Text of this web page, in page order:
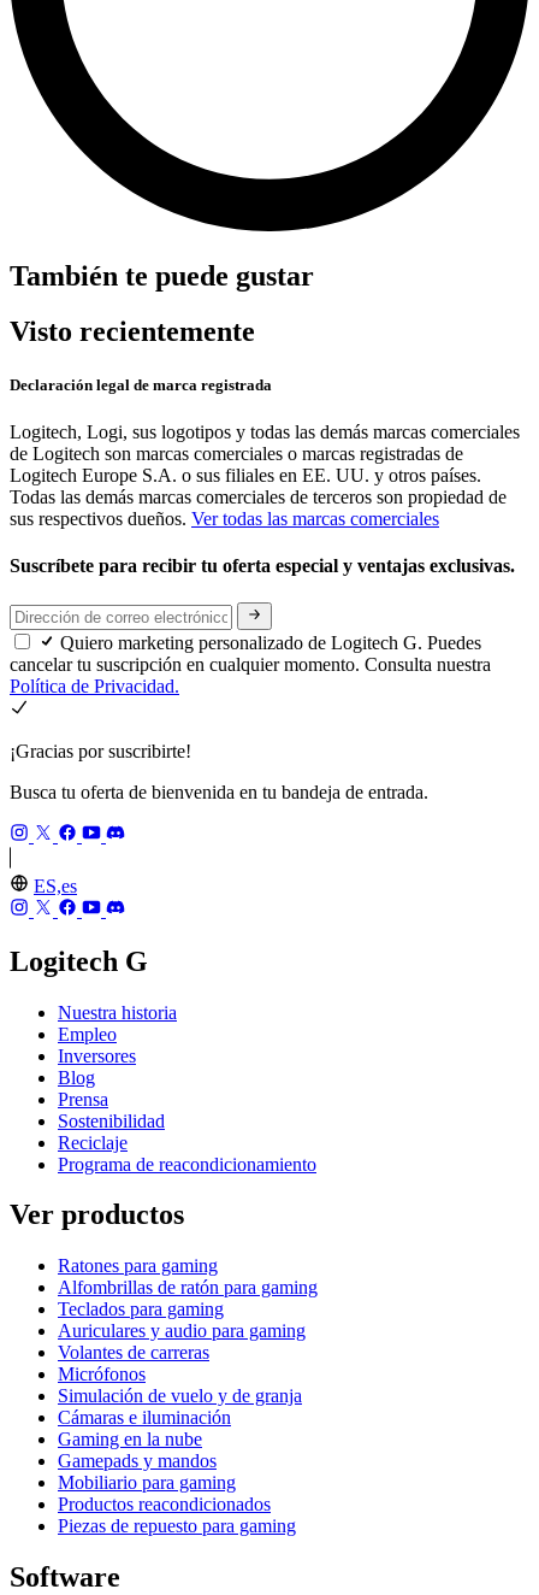
También te puede gustar
Visto recientemente
Declaración legal de marca registrada
Logitech, Logi, sus logotipos y todas las demás marcas comerciales
de Logitech son marcas comerciales o marcas registradas de
Logitech Europe S.A. o sus filiales en EE. UU. y otros países.
Todas las demás marcas comerciales de terceros son propiedad de
sus respectivos dueños. Ver todas las marcas comerciales
Suscríbete para recibir tu oferta especial y ventajas exclusivas.
Quiero marketing personalizado de Logitech G. Puedes
cancelar tu suscripción en cualquier momento. Consulta nuestra
Política de Privacidad.
¡Gracias por suscribirte!
Busca tu oferta de bienvenida en tu bandeja de entrada.
ES,es
Logitech G
Nuestra historia
Empleo
Inversores
Blog
Prensa
Sostenibilidad
Reciclaje
Programa de reacondicionamiento
Ver productos
Ratones para gaming
Alfombrillas de ratón para gaming
Teclados para gaming
Auriculares y audio para gaming
Volantes de carreras
Micrófonos
Simulación de vuelo y de granja
Cámaras e iluminación
Gaming en la nube
Gamepads y mandos
Mobiliario para gaming
Productos reacondicionados
Piezas de repuesto para gaming
Software